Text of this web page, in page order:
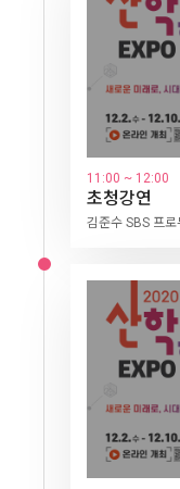
10:00~12:00
LINC+ MOOC 페
14:00~15:30
사회맞춤형 산
14:00~17:00
제 1회 한국대학
15:30~18:00
꿈의 기업 입사
3일차
창업 축제
10:00~11:30
2020 학생 창업
16:00~18:00
2020 창업교육포럼
새로운 미래
10:00~11:00
11:00~12:00
인공지능이 감정
11:00 ~ 12:30
14:00 ~ 15:30
사회맞춤형
쇼핑 연계를 통
14:00 ~ 16:00
2020 학생
기술창업트
경진대회를 통해
11:00 ~ 12:00
인공지능이
인공지능 갈매기
14:00 ~ 15:00
11:00 ~ 12:00
뇌공학자,
한양대 임창환 교수
14:00 ~ 15:00
14:00 ~ 15:30
산학협력 교
소개)
14:00 ~ 14:40
진로관련 명
데니스 홍
11:00 ~ 12:00
초청강연
김준수 SBS 프로
14:00 ~ 15:30
산학협력 부